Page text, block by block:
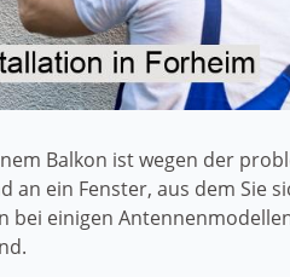
Balkon ist wegen der
ein Fenster, aus dem Sie
einigen